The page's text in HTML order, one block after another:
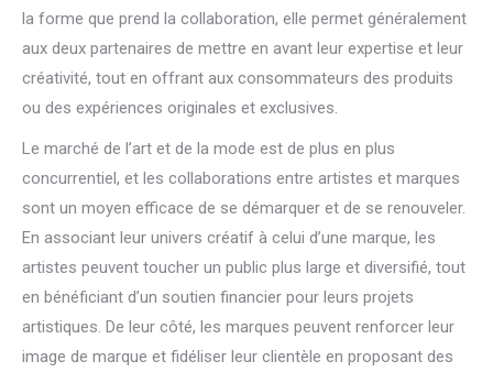
la forme que prend la collaboration, elle permet généralement
aux deux partenaires de mettre en avant leur expertise et leur
créativité, tout en offrant aux consommateurs des produits
ou des expériences originales et exclusives.
Le marché de l’art et de la mode est de plus en plus
concurrentiel, et les collaborations entre artistes et marques
sont un moyen efficace de se démarquer et de se renouveler.
En associant leur univers créatif à celui d’une marque, les
artistes peuvent toucher un public plus large et diversifié, tout
en bénéficiant d’un soutien financier pour leurs projets
artistiques. De leur côté, les marques peuvent renforcer leur
image de marque et fidéliser leur clientèle en proposant des